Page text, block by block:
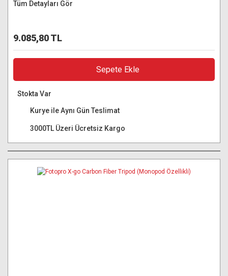
Tüm Detayları Gör
9.085,80 TL
Sepete Ekle
Stokta Var
Kurye ile Aynı Gün Teslimat
3000TL Üzeri Ücretsiz Kargo